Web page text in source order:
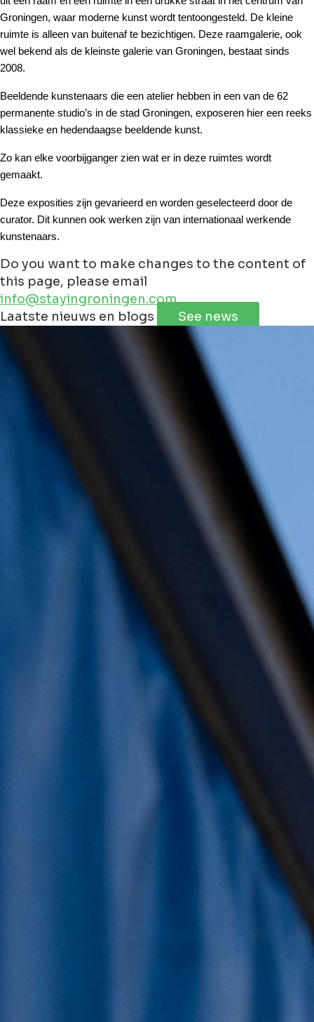
Groningen, waar moderne kunst wordt tentoongesteld. De kleine
ruimte is alleen van buitenaf te bezichtigen. Deze raamgalerie, ook
wel bekend als de kleinste galerie van Groningen, bestaat sinds
2008.
Beeldende kunstenaars die een atelier hebben in een van de 62
permanente studio’s in de stad Groningen, exposeren hier een reeks
klassieke en hedendaagse beeldende kunst.
Zo kan elke voorbijganger zien wat er in deze ruimtes wordt
gemaakt.
Deze exposities zijn gevarieerd en worden geselecteerd door de
curator. Dit kunnen ook werken zijn van internationaal werkende
kunstenaars.
Do you want to make changes to the content of
this page, please email
info@stayingroningen.com
+
Leaflet | ©JawgMaps©OpenStreetMapcontributorss
Laatste nieuws en blogs See news